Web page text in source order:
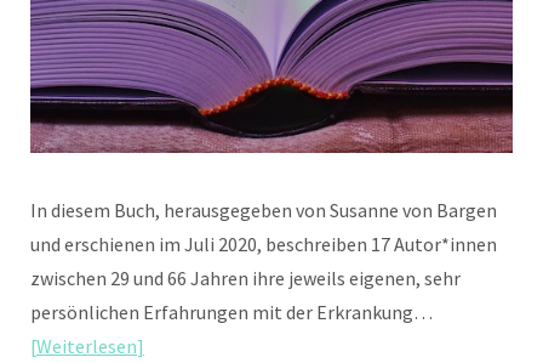
In diesem Buch, herausgegeben von Susanne von Bargen
und erschienen im Juli 2020, beschreiben 17 Autor*innen
zwischen 29 und 66 Jahren ihre jeweils eigenen, sehr
persönlichen Erfahrungen mit der Erkrankung…
Weiterlesen